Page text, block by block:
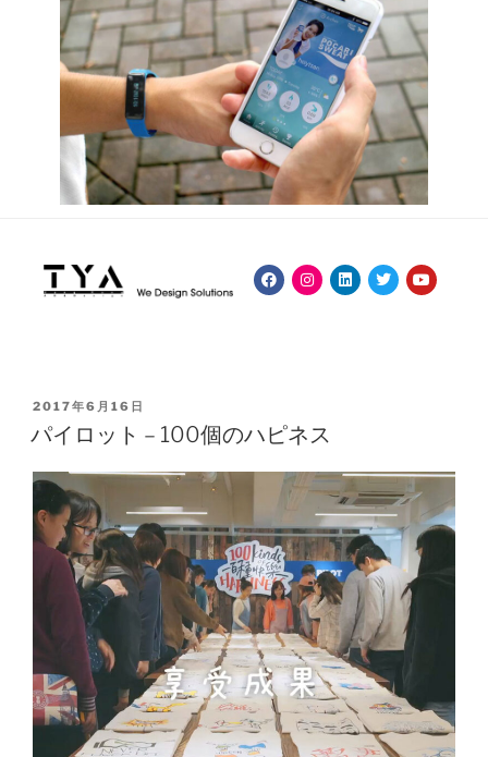
2017年6月16日
パイロット – 100個のハピネス